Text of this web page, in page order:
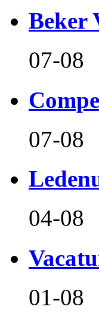
Beker
07-08
07-08
04-08
01-08